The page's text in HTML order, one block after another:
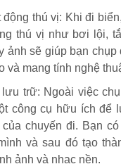
thú vị: Khi đi
thú vị như bơi lội,
ảnh sẽ giúp bạn
và mang tính nghệ
trữ: Ngoài việc
công cụ hữu ích để
chuyến đi. Bạn
và sau đó tạo
ảnh và nhạc nền.